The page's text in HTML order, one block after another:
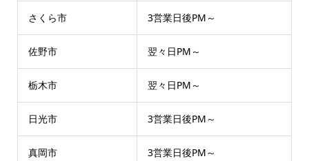
さくら市 3営業日後PM～
佐野市 翌々日PM～
栃木市 翌々日PM～
日光市 3営業日後PM～
真岡市 3営業日後PM～